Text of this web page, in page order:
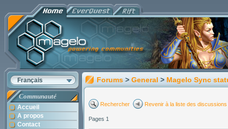
Français
Communauté
Accueil
A propos
Contact
Forums > General > Magelo Sync
Rechercher Revenir à la liste des discussions
Pages 1